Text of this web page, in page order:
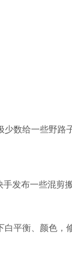
数给一些野路
发布一些混剪
平衡、颜色，